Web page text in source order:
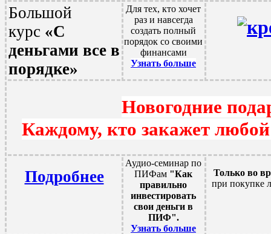
Большой
курс «С
деньгами все в
порядке»
Для тех, кто хочет
раз и навсегда
создать полный
порядок со своими
финансами
Узнать больше
Новогодние
Каждому, кто закажет
Подробнее
Аудио-семинар по
ПИФам "Как
правильно
инвестировать
свои деньги в
ПИФ".
Узнать больше
Только во
при покупке